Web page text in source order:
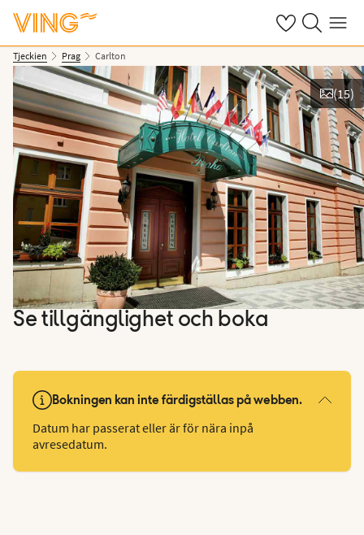
Se dinaSök på ving.se
Meny
Tjeckien Prag Carlton
Se bilder
(15)
Se tillgänglighet och boka
Bokningen kan inte färdigställas på webben.
Datum har passerat eller är för nära inpå
avresedatum.